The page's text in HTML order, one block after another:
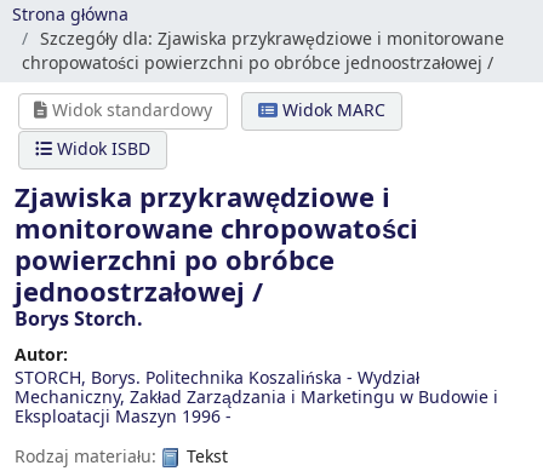
Strona główna
Szczegóły dla: Zjawiska przykrawędziowe i monitorowane
chropowatości powierzchni po obróbce jednoostrzałowej /
Widok standardowy
Widok MARC
Widok ISBD
Zjawiska przykrawędziowe i
monitorowane chropowatości
powierzchni po obróbce
jednoostrzałowej /
Borys Storch.
Autor:
STORCH, Borys. Politechnika Koszalińska - Wydział
Mechaniczny, Zakład Zarządzania i Marketingu w Budowie i
Eksploatacji Maszyn 1996 -
Rodzaj materiału:
Tekst